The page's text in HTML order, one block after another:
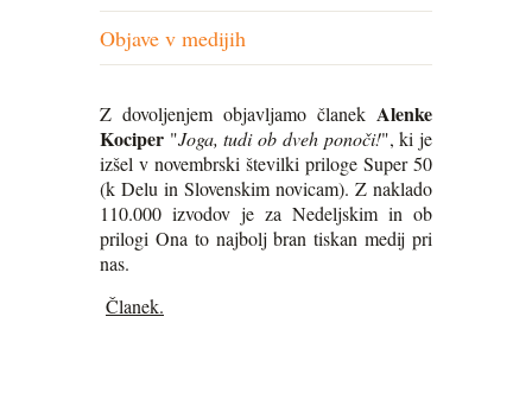
Objave v medijih
Z dovoljenjem objavljamo članek Alenke
Kociper "Joga, tudi ob dveh ponoči!", ki je
izšel v novembrski številki priloge Super 50
(k Delu in Slovenskim novicam). Z naklado
110.000 izvodov je za Nedeljskim in ob
prilogi Ona to najbolj bran tiskan medij pri
nas.
Članek.